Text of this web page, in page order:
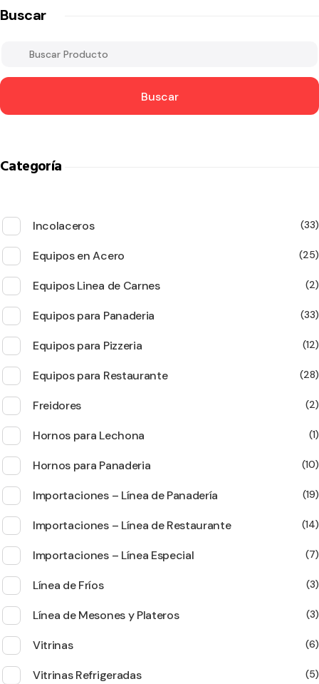
Buscar
Buscar
Categoría
Incolaceros 33
Equipos en Acero 25
Equipos Linea de Carnes 2
Equipos para Panaderia 33
Equipos para Pizzeria 12
Equipos para Restaurante 28
Freidores 2
Hornos para Lechona 1
Hornos para Panaderia 10
Importaciones – Línea de Panadería 19
Importaciones – Línea de Restaurante 14
Importaciones – Línea Especial 7
Línea de Fríos 3
Línea de Mesones y Plateros 3
Vitrinas 6
Vitrinas Refrigeradas 5